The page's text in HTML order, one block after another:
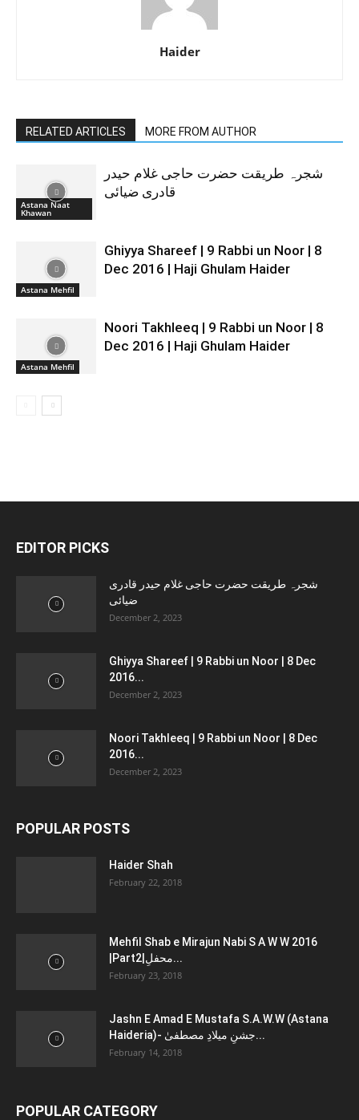
Haider
RELATED ARTICLES MORE FROM AUTHOR
Astana Naat
Khawan
شجرہ طریقت حضرت حاجی غلام حیدر
قادری ضیائی
Astana Mehfil
Ghiyya Shareef | 9 Rabbi un Noor | 8
Dec 2016 | Haji Ghulam Haider
Astana Mehfil
Noori Takhleeq | 9 Rabbi un Noor | 8
Dec 2016 | Haji Ghulam Haider
EDITOR PICKS
شجرہ طریقت حضرت حاجی غلام حیدر قادری
ضیائی
December 2, 2023
Ghiyya Shareef | 9 Rabbi un Noor | 8 Dec
2016...
December 2, 2023
Noori Takhleeq | 9 Rabbi un Noor | 8 Dec
2016...
December 2, 2023
POPULAR POSTS
Haider Shah
February 22, 2018
Mehfil Shab e Mirajun Nabi S A W W 2016
|Part2|محفلِ...
February 23, 2018
Jashn E Amad E Mustafa S.A.W.W (Astana
Haideria)- جشنِ میلادِ مصطفیٰ...
February 14, 2018
POPULAR CATEGORY